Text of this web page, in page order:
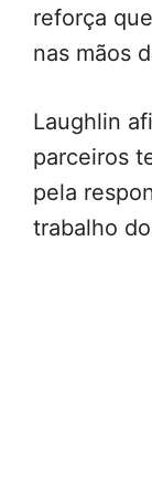
reforça
nas mãos
Laughlin
parceiros
pela
trabalho